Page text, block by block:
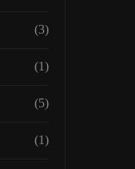
(3)
(1)
(5)
(1)